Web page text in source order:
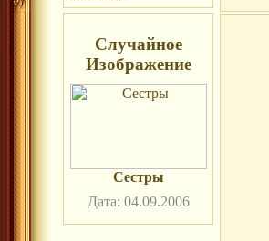
Случайное
Изображение
Сестры
Дата: 04.09.2006